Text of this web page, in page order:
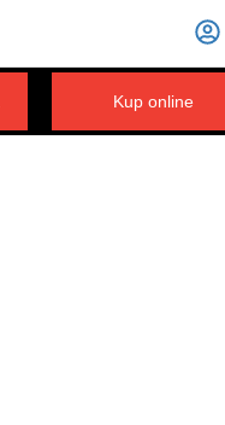
Kup online